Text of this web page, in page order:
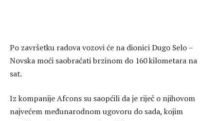
Po završetku radova vozovi će na dionici Dugo Selo –
Novska moći saobraćati brzinom do 160 kilometara na
sat.
Iz kompanije Afcons su saopćili da je riječ o njihovom
najvećem međunarodnom ugovoru do sada, kojim